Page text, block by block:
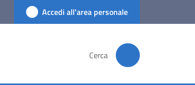
Accedi all'area personale
Cerca